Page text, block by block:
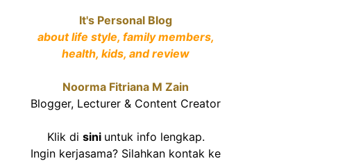
It's Personal Blog
about life style, family members,
health, kids, and review
Noorma Fitriana M Zain
Blogger, Lecturer & Content Creator
Klik di sini untuk info lengkap.
Ingin kerjasama? Silahkan kontak ke